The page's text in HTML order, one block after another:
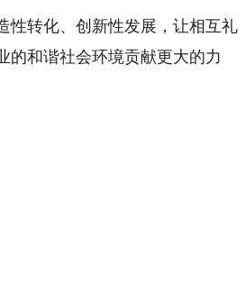
转化、创新性发展，让相互礼
的和谐社会环境贡献更大的力